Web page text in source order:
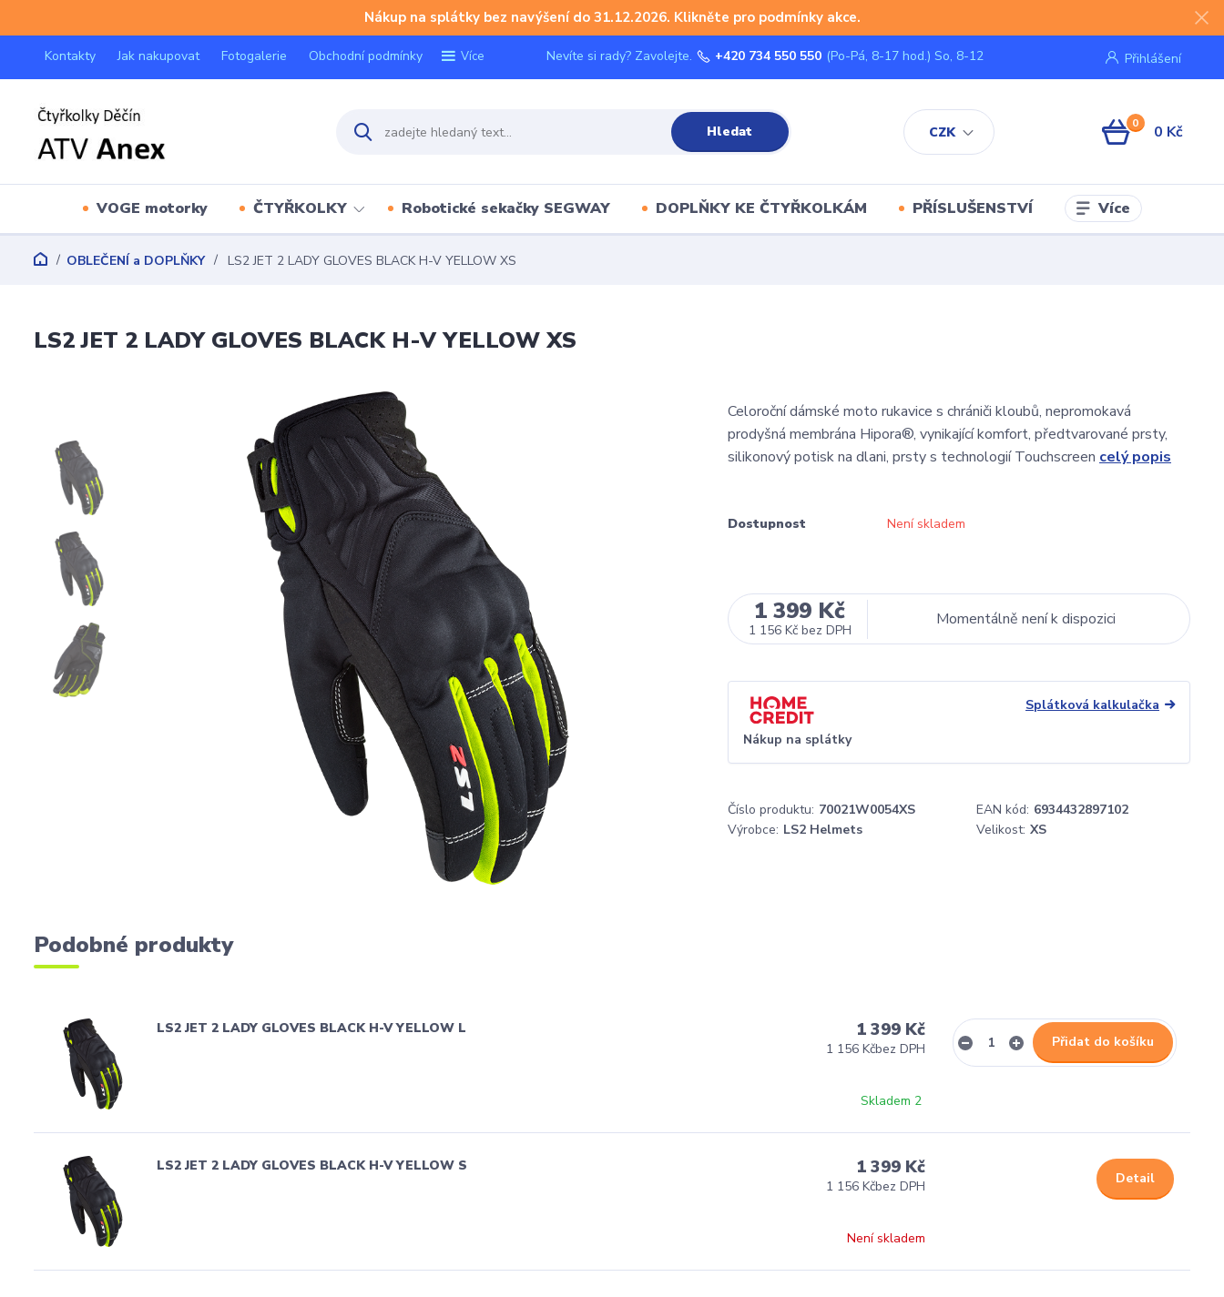
Nákup na splátky bez navýšení do 31.12.2026. Klikněte pro podmínky akce.
Kontakty Jak nakupovat Fotogalerie Obchodní podmínky Více
CZK
Přihlášení
Hledat
Nevíte si rady? Zavolejte. +420 734 550 550 (Po-Pá, 8-17 hod.) So, 8-12
0 0 Kč
VOGE motorky ČTYŘKOLKY Robotické sekačky SEGWAY DOPLŇKY KE ČTYŘKOLKÁM PŘÍSLUŠENSTVÍ Více
OBLEČENÍ a DOPLŇKY LS2 JET 2 LADY GLOVES BLACK H-V YELLOW XS
LS2 JET 2 LADY GLOVES BLACK H-V YELLOW XS
Celoroční dámské moto rukavice s chrániči kloubů, nepromokavá
prodyšná membrána Hipora®, vynikající komfort, předtvarované prsty,
silikonový potisk na dlani, prsty s technologií Touchscreen celý popis
Dostupnost Není skladem
1 399 Kč
1 156 Kč bez DPH
Momentálně není k dispozici
Splátková kalkulačka
Nákup na splátky
Číslo produktu: 70021W0054XS EAN kód: 6934432897102
Výrobce: LS2 Helmets Velikost: XS
Podobné produkty
LS2 JET 2 LADY GLOVES BLACK H-V YELLOW L 1 399 Kč
1 156 Kčbez DPH
Skladem 2
Přidat do košíku
LS2 JET 2 LADY GLOVES BLACK H-V YELLOW S 1 399 Kč
1 156 Kčbez DPH
Není skladem
Detail